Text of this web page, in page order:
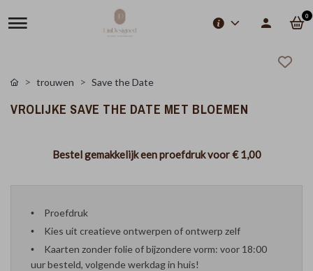
0
trouwen Save the Date
VROLIJKE SAVE THE DATE MET BLOEMEN
Bestel gemakkelijk een proefdruk voor€ 1,00
Proefdruk
Kies uit creatieve ontwerpen of ontwerp zelf
Kaarten zonder folie of bijzondere vorm: voor 18:00
uur besteld, volgende werkdag in huis!